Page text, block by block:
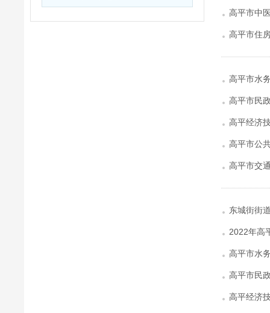
高平市中
高平市住
高平市水
高平市民
高平经济
高平市公
高平市交
东城街街
2022年高
高平市水
高平市民
高平经济